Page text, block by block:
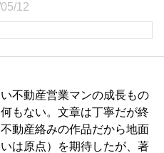
12
動産営業マンの成長もの
もない。文章は丁寧だが終
動産絡みの作品だから地面
は原点）を期待したが、著